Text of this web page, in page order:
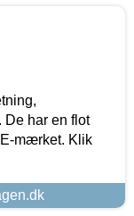
De har en flot
mærket. Klik